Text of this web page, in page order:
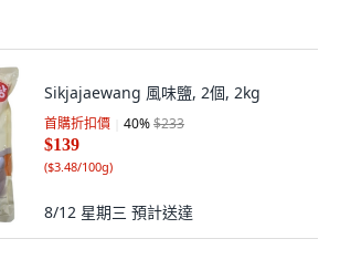
Sikjajaewang 風味鹽, 2個, 2kg
首購折扣價 40%$233
$139
($3.48/100g)
8/12 星期三 預計送達